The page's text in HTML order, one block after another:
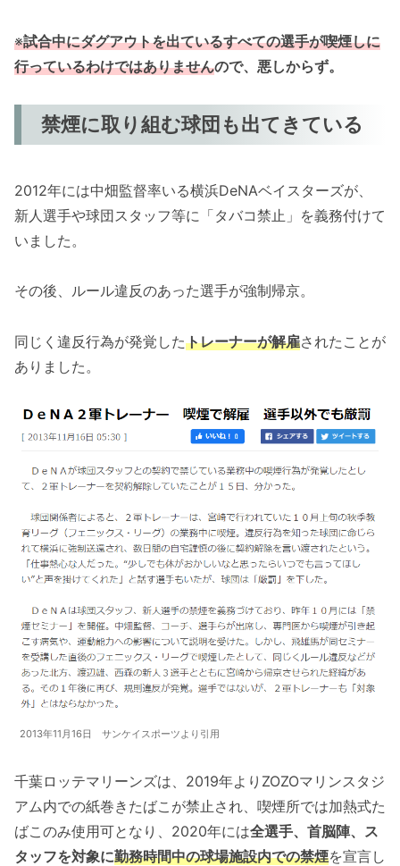
※試合中にダグアウトを出ているすべての選手が喫煙しに
行っているわけではありませんので、悪しからず。
禁煙に取り組む球団も出てきている
2012年には中畑監督率いる横浜DeNAベイスターズが、
新人選手や球団スタッフ等に「タバコ禁止」を義務付けて
いました。
その後、ルール違反のあった選手が強制帰京。
同じく違反行為が発覚したトレーナーが解雇されたことが
ありました。
2013年11月16日 サンケイスポーツより引用
千葉ロッテマリーンズは、2019年よりZOZOマリンスタジ
アム内での紙巻きたばこが禁止され、喫煙所では加熱式た
ばこのみ使用可となり、2020年には全選手、首脳陣、ス
タッフを対象に勤務時間中の球場施設内での禁煙を宣言し